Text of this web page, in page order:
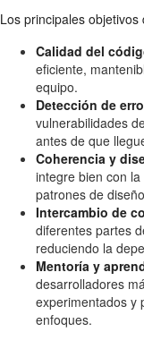
Los principales
Calidad del
eficiente,
equipo.
Detección de
vulnerabilidades
antes de que
Coherencia y
integre bien con
patrones de
Intercambio de
diferentes partes
reduciendo la
Mentoría y
desarrolladores
experimentados y
enfoques.